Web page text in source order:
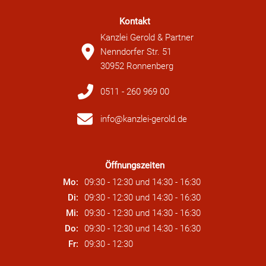
Kontakt
Kanzlei Gerold & Partner
Nenndorfer Str. 51
30952 Ronnenberg
0511 - 260 969 00
info@kanzlei-gerold.de
Öffnungszeiten
Mo:
09:30 - 12:30 und 14:30 - 16:30
Di:
09:30 - 12:30 und 14:30 - 16:30
Mi:
09:30 - 12:30 und 14:30 - 16:30
Do:
09:30 - 12:30 und 14:30 - 16:30
Fr:
09:30 - 12:30